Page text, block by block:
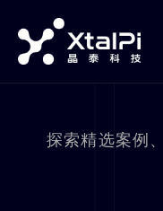
探索精选案例